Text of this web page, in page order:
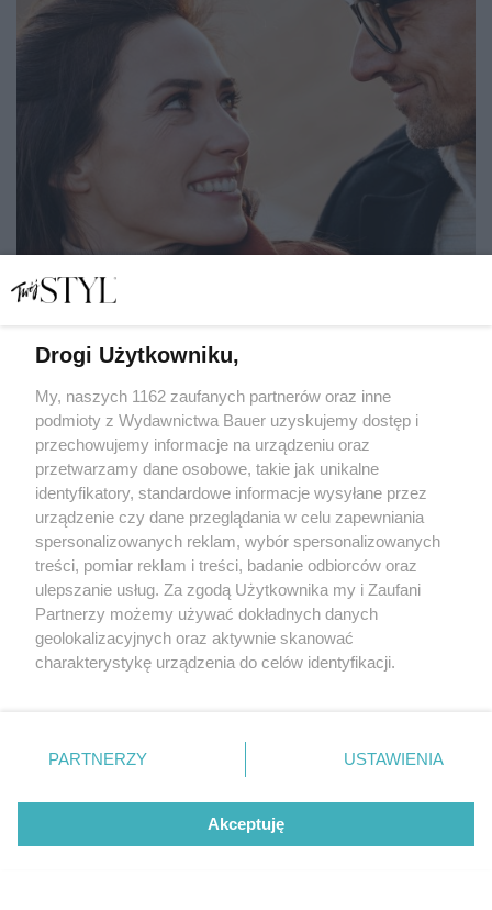
Kontrolujący partner zakłada maskę opiekuna: "Troszczę
się o ciebie. Wolisz być ignorowana!?"
MAŁGORZATA MALINOWSKA
RELACJE
KONTAKT REKLAMA
Drogi Użytkowniku,
My, naszych 1162 zaufanych partnerów oraz inne
podmioty z Wydawnictwa Bauer uzyskujemy dostęp i
przechowujemy informacje na urządzeniu oraz
przetwarzamy dane osobowe, takie jak unikalne
identyfikatory, standardowe informacje wysyłane przez
urządzenie czy dane przeglądania w celu zapewniania
spersonalizowanych reklam, wybór spersonalizowanych
treści, pomiar reklam i treści, badanie odbiorców oraz
ulepszanie usług. Za zgodą Użytkownika my i Zaufani
Partnerzy możemy używać dokładnych danych
geolokalizacyjnych oraz aktywnie skanować
charakterystykę urządzenia do celów identyfikacji.
zmienić/wycofać klikając przycisk ustawień prywatności
znajdujący się w lewym dolnym rogu strony
rodzaje przetwarzania danych nie wymagają zgody
użytkownika, ale masz prawo sprzeciwić się takiemu
PARTNERZY USTAWIENIA
Akceptuję